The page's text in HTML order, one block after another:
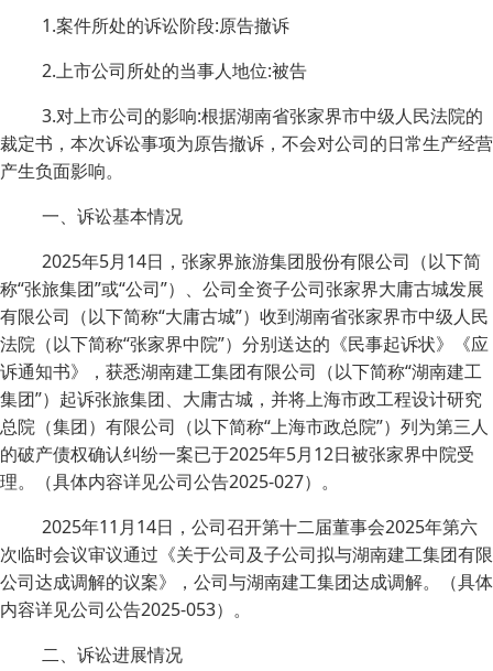
1.案件所处的诉讼阶段:原告撤诉
2.上市公司所处的当事人地位:被告
3.对上市公司的影响:根据湖南省张家界市中级人民法院的
裁定书，本次诉讼事项为原告撤诉，不会对公司的日常生产经营
产生负面影响。
一、诉讼基本情况
2025年5月14日，张家界旅游集团股份有限公司（以下简
称“张旅集团”或“公司”）、公司全资子公司张家界大庸古城发展
有限公司（以下简称“大庸古城”）收到湖南省张家界市中级人民
法院（以下简称“张家界中院”）分别送达的《民事起诉状》《应
诉通知书》，获悉湖南建工集团有限公司（以下简称“湖南建工
集团”）起诉张旅集团、大庸古城，并将上海市政工程设计研究
总院（集团）有限公司（以下简称“上海市政总院”）列为第三人
的破产债权确认纠纷一案已于2025年5月12日被张家界中院受
理。（具体内容详见公司公告2025-027）。
2025年11月14日，公司召开第十二届董事会2025年第六
次临时会议审议通过《关于公司及子公司拟与湖南建工集团有限
公司达成调解的议案》，公司与湖南建工集团达成调解。（具体
内容详见公司公告2025-053）。
二、诉讼进展情况